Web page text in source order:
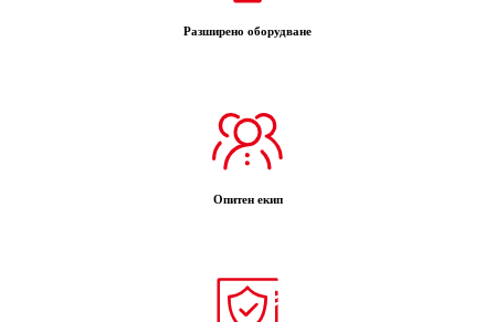
Разширено оборудване
Опитен екип